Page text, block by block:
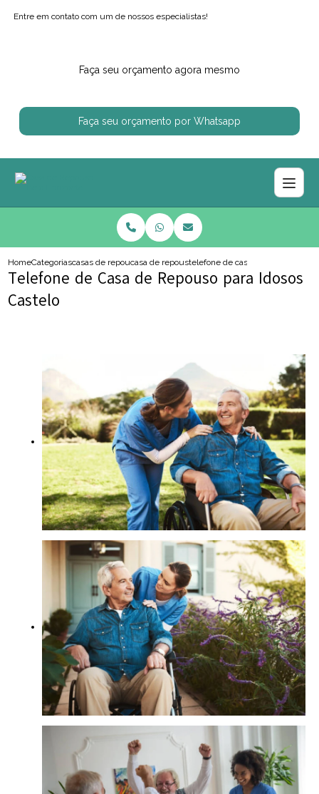
Entre em contato com um de nossos especialistas!
Faça seu orçamento agora mesmo
Faça seu orçamento por Whatsapp
HomeCategoriascasas de repousocasa de repouso particulartelefone de casa de repouso para
Telefone de Casa de Repouso para Idosos
Castelo